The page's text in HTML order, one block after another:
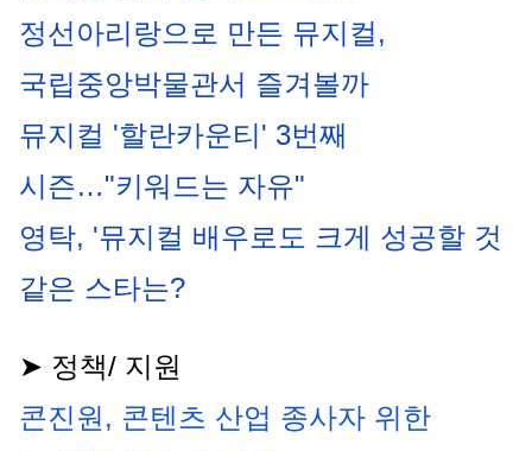
정선아리랑으로 만든 뮤지컬,
국립중앙박물관서 즐겨볼까
뮤지컬 '할란카운티' 3번째
시즌…"키워드는 자유"
영탁, '뮤지컬 배우로도 크게 성공할 것
같은 스타는?
➤ 정책/ 지원
콘진원, 콘텐츠 산업 종사자 위한